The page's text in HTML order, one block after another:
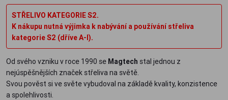
STŘELIVO KATEGORIE S2.
K nákupu nutná výjimka k nabývání a používání střeliva
kategorie S2 (dříve A-I).
Od svého vzniku v roce 1990 se Magtech stal jednou z
nejúspěšnějších značek střeliva na světě.
Svou pověst si ve světe vybudoval na základě kvality, konzistence
a spolehlivosti.